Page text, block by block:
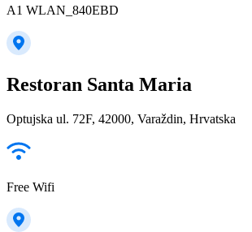
A1 WLAN_840EBD
Restoran Santa Maria
Optujska ul. 72F, 42000, Varaždin, Hrvatska
Free Wifi